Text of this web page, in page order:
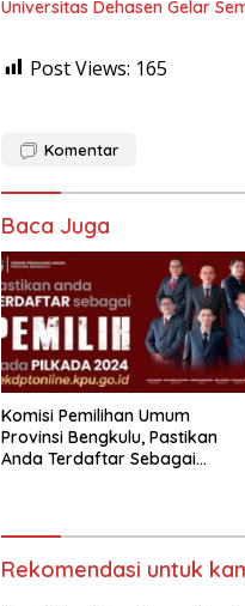
Universitas Dehasen Gelar
Post Views: 165
Komentar
Baca Juga
Komisi Pemilihan Umum
Provinsi Bengkulu, Pastikan
Anda Terdaftar Sebagai
Rekomendasi untuk